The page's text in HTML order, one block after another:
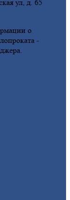
ул, д. 65
о
-